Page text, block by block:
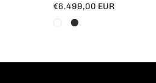
Prezzo normale
€6.499,00 EUR